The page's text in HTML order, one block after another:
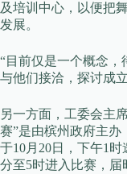
及培训中心，以便把
发展。
“目前仅是一个概念
与他们接洽，探讨成
另一方面，工委会主
赛”是由槟州政府主
于10月20日，下午1
分至5时进入比赛，